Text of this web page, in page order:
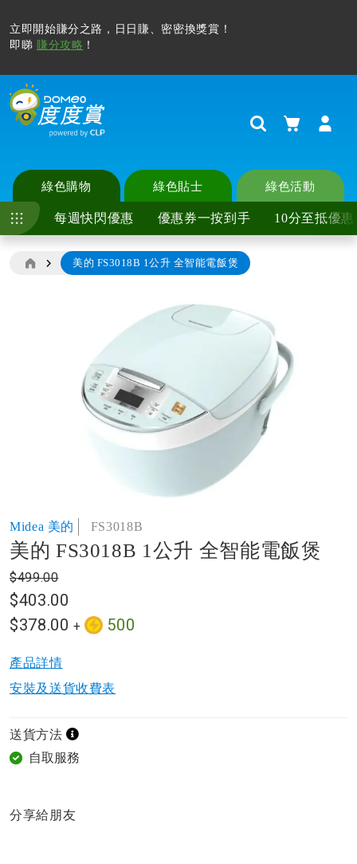
立即開始賺分之路，日日賺、密密換獎賞！
即睇 賺分攻略 ！
Search購物車
綠色購物
每週快閃優惠 優惠券一按到手 10分至抵優惠
綠色貼士 綠色活動
美的 FS3018B 1公升 全智能電飯煲
to
the
of
the
images
Midea 美的 FS3018B
美的 FS3018B 1公升 全智能電飯煲
$403.00
$378.00 + 500
$499.00
產品詳情​
安裝及送貨收費表
送貨方法
自取服務
分享給朋友​